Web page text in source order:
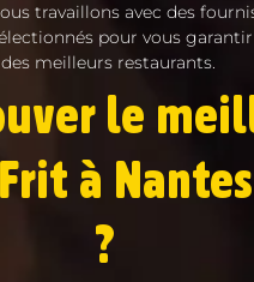
travaillons avec des
pour vous
meilleurs restaurants.
le
à Nantes
?